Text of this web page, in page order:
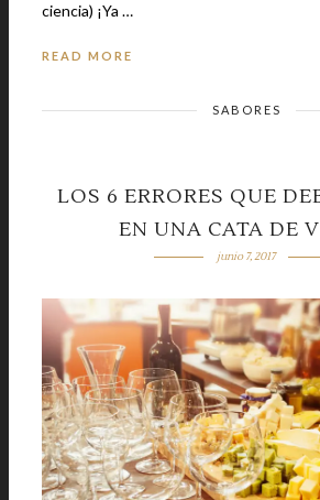
ciencia) ¡Ya …
READ MORE
SABORES
LOS 6 ERRORES QUE
EN UNA CATA DE
junio 7, 2017